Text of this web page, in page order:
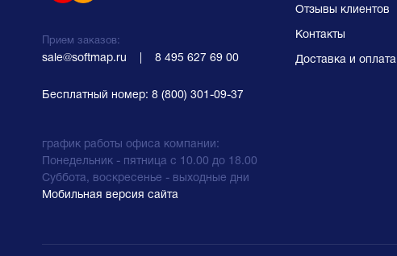
Прием заказов:
sale@softmap.ru 8 495 627 69 00
Бесплатный номер: 8 (800) 301-09-37
график работы офиса компании:
Понедельник - пятница с 10.00 до 18.00
Суббота, воскресенье - выходные дни
Отзывы клиентов
Контакты
Доставка и оплата
Мобильная версия сайта